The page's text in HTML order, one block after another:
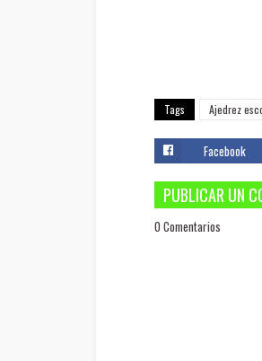
Tags Ajedrez
Facebook
PUBLICAR UN
0 Comentarios